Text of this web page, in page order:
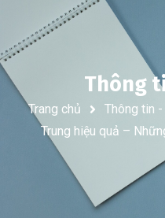
Thông
Trang chủ Thông tin
Trung hiệu quả –